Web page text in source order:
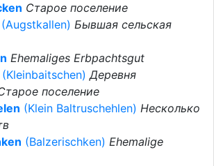
Старое поселение
(Augstkallen) Бывшая сельская
Ehemaliges Erbpachtsgut
(Kleinbaitschen)Деревня
поселение
(Klein Baltruschehlen) Несколько
(Balzerischken) Ehemalige